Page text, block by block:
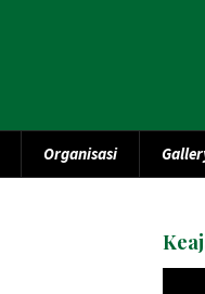
Organisasi